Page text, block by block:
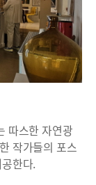
따스한 자연광
작가들의 포스
한다.